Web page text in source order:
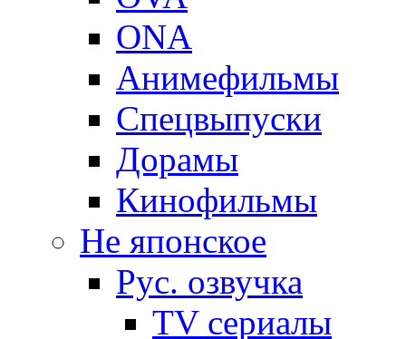
ONA
Анимефильмы
Спецвыпуски
Дорамы
Кинофильмы
Не японское
Рус. озвучка
TV сериалы